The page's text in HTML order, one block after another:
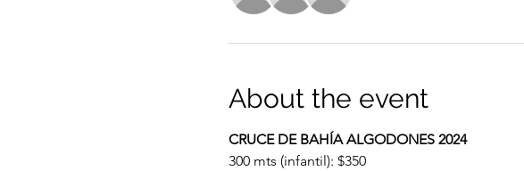
About the event
CRUCE DE BAHÍA ALGODONES 2024
300 mts (infantil): $350